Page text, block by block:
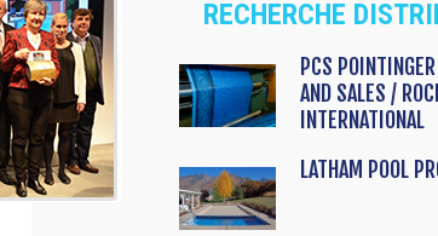
RECHERCHE
PCS
AND SALES /
INTERNATIONAL
LATHAM POOL